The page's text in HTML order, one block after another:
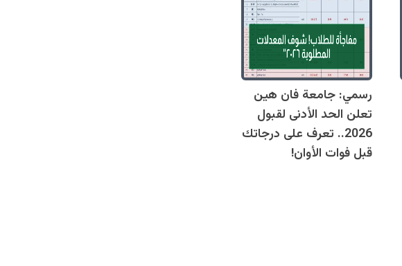
رسمي: جامعة فان هين
تعلن الحد الأدنى لقبول
2026.. تعرف على درجاتك
قبل فوات الأوان!